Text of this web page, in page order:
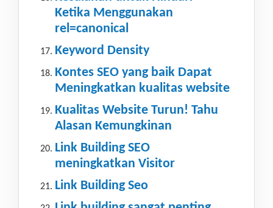
Ketika Menggunakan
rel=canonical
Keyword Density
Kontes SEO yang baik Dapat
Meningkatkan kualitas website
Kualitas Website Turun! Tahu
Alasan Kemungkinan
Link Building SEO
meningkatkan Visitor
Link Building Seo